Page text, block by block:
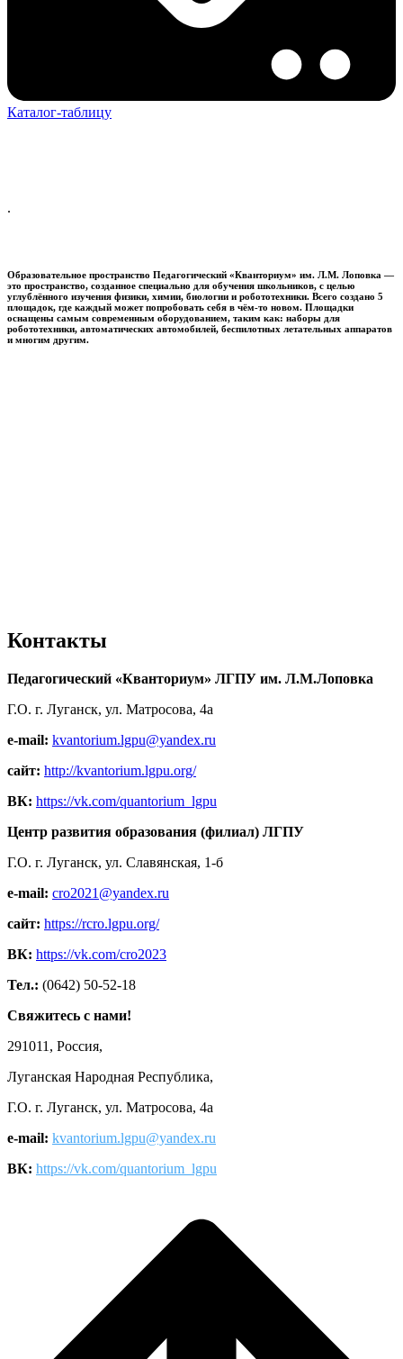
Каталог-таблицу
.
Образовательное пространство Педагогический «Кванториум» им. Л.М. Лоповка —
это пространство, созданное специально для обучения школьников, с целью
углублённого изучения физики, химии, биологии и робототехники. Всего создано 5
площадок, где каждый может попробовать себя в чём-то новом. Площадки
оснащены самым современным оборудованием, таким как: наборы для
робототехники, автоматических автомобилей, беспилотных летательных аппаратов
и многим другим.
Контакты
Педагогический «Кванториум» ЛГПУ им. Л.М.Лоповка
Г.О. г. Луганск, ул. Матросова, 4а
e-mail: kvantorium.lgpu@yandex.ru
сайт: http://kvantorium.lgpu.org/
ВК: https://vk.com/quantorium_lgpu
Центр развития образования (филиал) ЛГПУ
Г.О. г. Луганск, ул. Славянская, 1-б
e-mail: cro2021@yandex.ru
сайт: https://rcro.lgpu.org/
ВК: https://vk.com/cro2023
Тел.: (0642) 50-52-18
Свяжитесь с нами!
291011, Россия,
Луганская Народная Республика,
Г.О. г. Луганск, ул. Матросова, 4а
e-mail: kvantorium.lgpu@yandex.ru
ВК: https://vk.com/quantorium_lgpu